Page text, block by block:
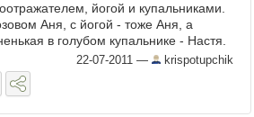
йогой и купальниками.
Аня, с йогой - тоже Аня, а
в голубом купальнике - Настя.
на Селигер, познакомлю. ...
22-07-2011 — krispotupchik